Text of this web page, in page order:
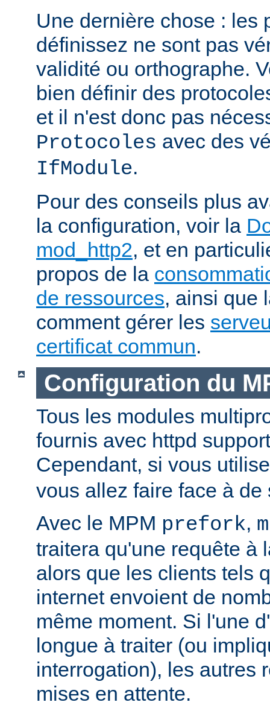
Une dernière chose : les
définissez ne sont pas
validité ou orthographe.
bien définir des
et il n'est donc pas
Protocoles avec des
IfModule.
Pour des conseils plus
la configuration, voir la
mod_http2, et en
propos de la
de ressources, ainsi que
comment gérer les
certificat commun.
Configuration du
Tous les modules
fournis avec httpd
Cependant, si vous
vous allez faire face à
Avec le MPM prefork,
traitera qu'une requête à
alors que les clients tels
internet envoient de
même moment. Si l'une
longue à traiter (ou
interrogation), les autres
mises en attente.